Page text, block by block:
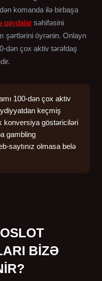
komanda ilə birbaşa
qaydalar səhifəsini
şərtlərini öyrənin. Onlayn
dən çox aktiv tərəfdaş
100-dən çox aktiv
keçmiş
konversiya göstəriciləri
gambling
saytınız olmasa belə
BIZƏ